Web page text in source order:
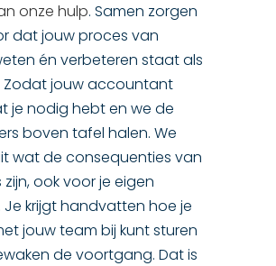
onze hulp. Samen zorgen
dat jouw proces van
én verbeteren staat als
Zodat jouw accountant
je nodig hebt en we de
boven tafel halen. We
wat de consequenties van
ook voor je eigen
Je krijgt handvatten hoe je
jouw team bij kunt sturen
de voortgang. Dat is